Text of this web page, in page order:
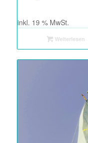
inkl. 19 % MwSt.
Weiterlesen